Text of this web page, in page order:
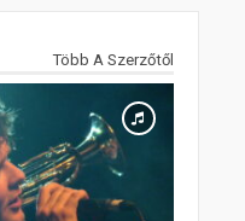
Több A Szerzőtől